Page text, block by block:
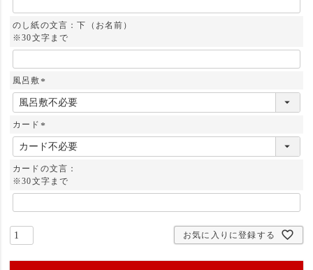
のし紙の文言：下（お名前）
※30文字まで
風呂敷
(
必
須
カード
(
必
須
)
カードの文言：
※30文字まで
お気に入りに登録する